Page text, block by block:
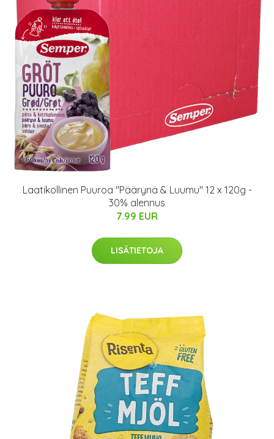
Laatikollinen Puuroa "Päärynä & Luumu" 12 x 120g -
30% alennus
7.99 EUR
LISÄTIETOJA